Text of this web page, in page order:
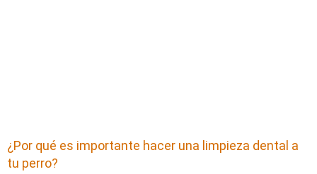
¿Por qué es importante hacer una limpieza dental a
tu perro?